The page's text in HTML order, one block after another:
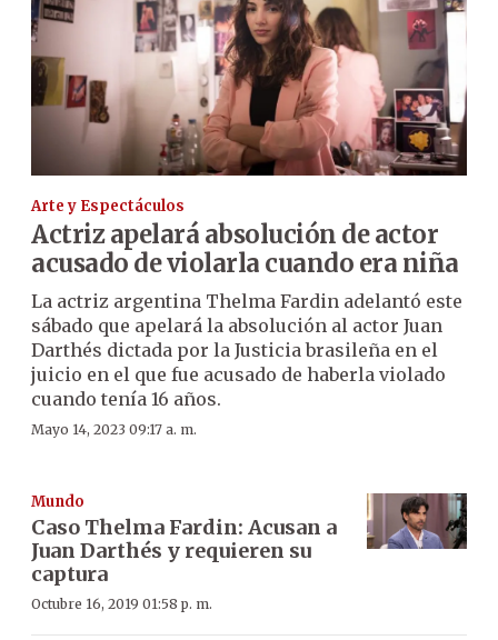
Arte y Espectáculos
Actriz apelará absolución de actor
acusado de violarla cuando era niña
La actriz argentina Thelma Fardin adelantó este
sábado que apelará la absolución al actor Juan
Darthés dictada por la Justicia brasileña en el
juicio en el que fue acusado de haberla violado
cuando tenía 16 años.
Mayo 14, 2023 09:17 a. m.
Mundo
Caso Thelma Fardin: Acusan a
Juan Darthés y requieren su
captura
Octubre 16, 2019 01:58 p. m.